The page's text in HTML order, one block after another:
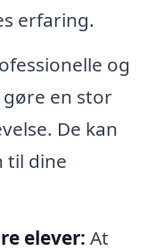
erfaring.
og
en stor
De kan
til dine
elever: At